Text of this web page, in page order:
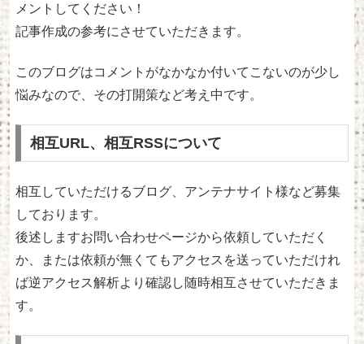
メントしてください！
記事作成の参考にさせていただきます。
このブログはコメントがなかなか付いてこないのが少し
悩みなので、その打開策など考え中です。
相互URL、相互RSSについて
相互していただけるブログ、アンテナサイト様など募集
しております。
後述しますお問い合わせページから依頼していただく
か、または依頼が無くてもアクセスを送っていただけれ
ば逆アクセス解析より確認し随時相互させていただきま
す。